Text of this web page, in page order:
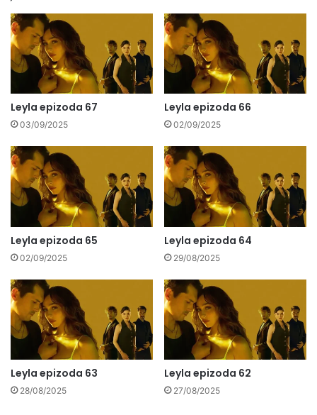
Leyla epizoda 67
03/09/2025
Leyla epizoda 66
02/09/2025
Leyla epizoda 65
02/09/2025
Leyla epizoda 64
29/08/2025
Leyla epizoda 63
28/08/2025
Leyla epizoda 62
27/08/2025